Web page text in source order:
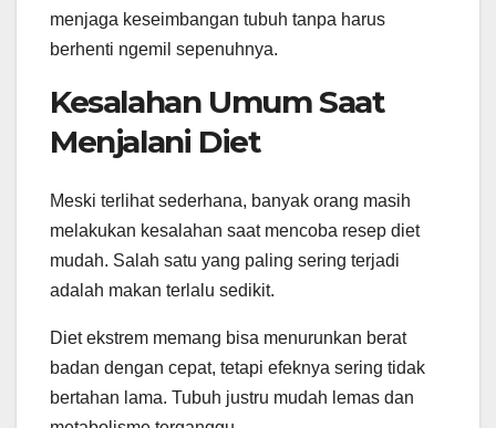
menjaga keseimbangan tubuh tanpa harus
berhenti ngemil sepenuhnya.
Kesalahan Umum Saat
Menjalani Diet
Meski terlihat sederhana, banyak orang masih
melakukan kesalahan saat mencoba resep diet
mudah. Salah satu yang paling sering terjadi
adalah makan terlalu sedikit.
Diet ekstrem memang bisa menurunkan berat
badan dengan cepat, tetapi efeknya sering tidak
bertahan lama. Tubuh justru mudah lemas dan